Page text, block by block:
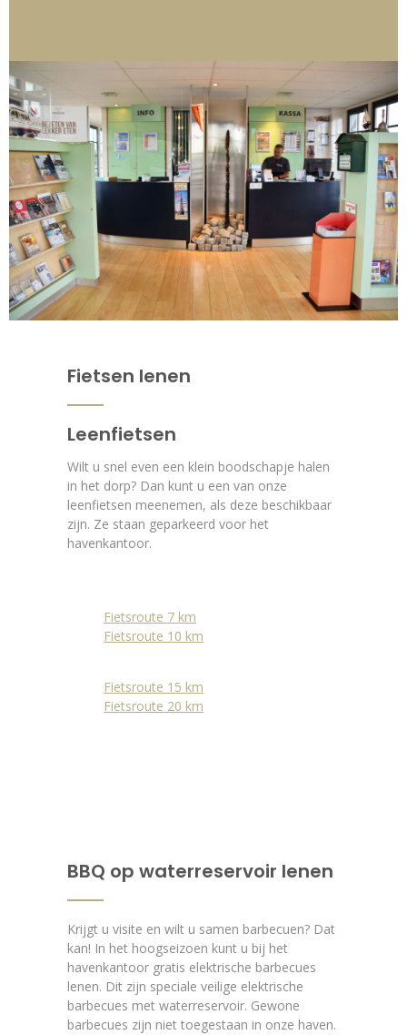
Fietsen lenen
Leenfietsen
Wilt u snel even een klein boodschapje halen
in het dorp? Dan kunt u een van onze
leenfietsen meenemen, als deze beschikbaar
zijn. Ze staan geparkeerd voor het
havenkantoor.
Fietsroute 7 km
Fietsroute 10 km
Fietsroute 15 km
Fietsroute 20 km
BBQ op waterreservoir lenen
Krijgt u visite en wilt u samen barbecuen? Dat
kan! In het hoogseizoen kunt u bij het
havenkantoor gratis elektrische barbecues
lenen. Dit zijn speciale veilige elektrische
barbecues met waterreservoir. Gewone
barbecues zijn niet toegestaan in onze haven.